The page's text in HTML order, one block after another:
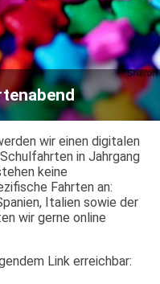
wir einen digitalen
in Jahrgang
keine
Fahrten an:
Italien sowie der
wir gerne online
Link erreichbar: